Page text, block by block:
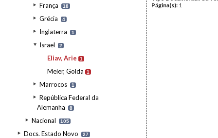
França 18
Grécia 4
Inglaterra 1
Israel 2
Eliav, Arie 1
Meier, Golda 1
Marrocos 1
República Federal da
Alemanha
8
Nacional 105
Docs. Estado Novo 27
Página(s): 1